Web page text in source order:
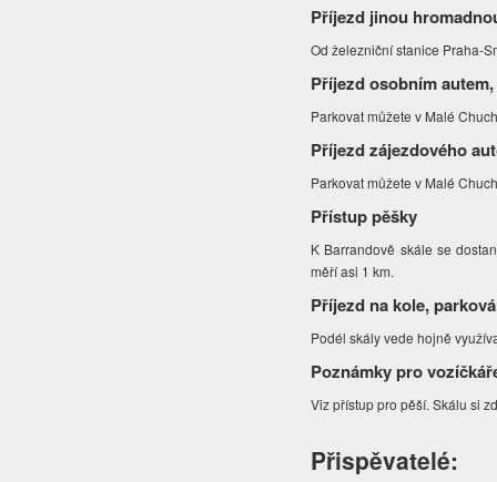
Příjezd jinou
Od železniční stanice Praha-
Příjezd osobním
Parkovat můžete v Malé
Příjezd zájezdového
Parkovat můžete v Malé
Přístup pěšky
K Barrandově skále se
měří asi 1 km.
Příjezd na kole,
Podél skály vede hojně
Poznámky pro
Viz přístup pro pěší. Skálu si
Přispěvatelé: